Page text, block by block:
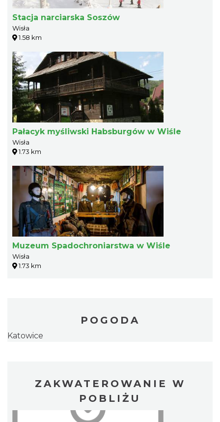
Stacja narciarska Soszów
Wisła
1.58 km
Pałacyk myśliwski Habsburgów w Wiśle
Wisła
1.73 km
Muzeum Spadochroniarstwa w Wiśle
Wisła
1.73 km
POGODA
Katowice
ZAKWATEROWANIE W
POBLIŻU